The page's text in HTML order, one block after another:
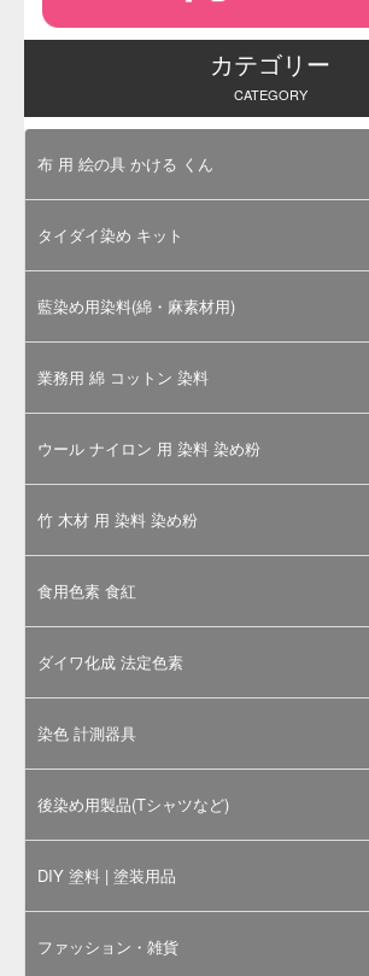
化粧
素・
色素
購入
たっ
（通常ロット品は、ご注文
に手配し、あらためて発送
せいたします）。
メーカーの在庫状況によっ
やや遅くなる場合がござい
ます。
※ 製品の性質上、ご注文後
セルや返品はお受けするこ
おります。その他ご不明な
ましたらお気軽にご利用く
瀬商店株式会社」につなが
当スタッフが丁寧に対応さ
す。まずはお気軽にお問合せ
い。
上記サイズ以上の量をお求
お問合せ受付: 月～金曜日